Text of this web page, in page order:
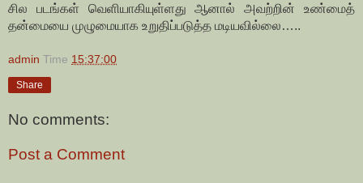
சில படங்கள் வெளியாகியுள்ளது ஆனால் அவற்றின் உண்மைத்
தன்மையை முழுமையாக உறுதிப்படுத்த மடியவில்லை…..
admin Time 15:37:00
Share
No comments:
Post a Comment